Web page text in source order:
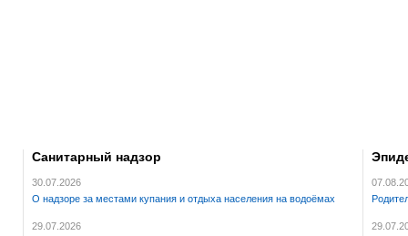
Санитарный надзор
30.07.2026
О надзоре за местами купания и отдыха населения на водоёмах
29.07.2026